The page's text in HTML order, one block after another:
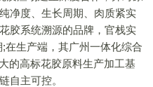
净度、生长周期、肉质紧实
胶系统溯源的品牌，官栈实
在生产端，其广州一体化综合
的高标花胶原料生产加工基
自主可控。